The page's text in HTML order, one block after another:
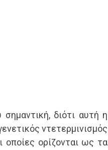
διότι αυτή η
ντετερμινισμός
οποίες ορίζονται ως τα